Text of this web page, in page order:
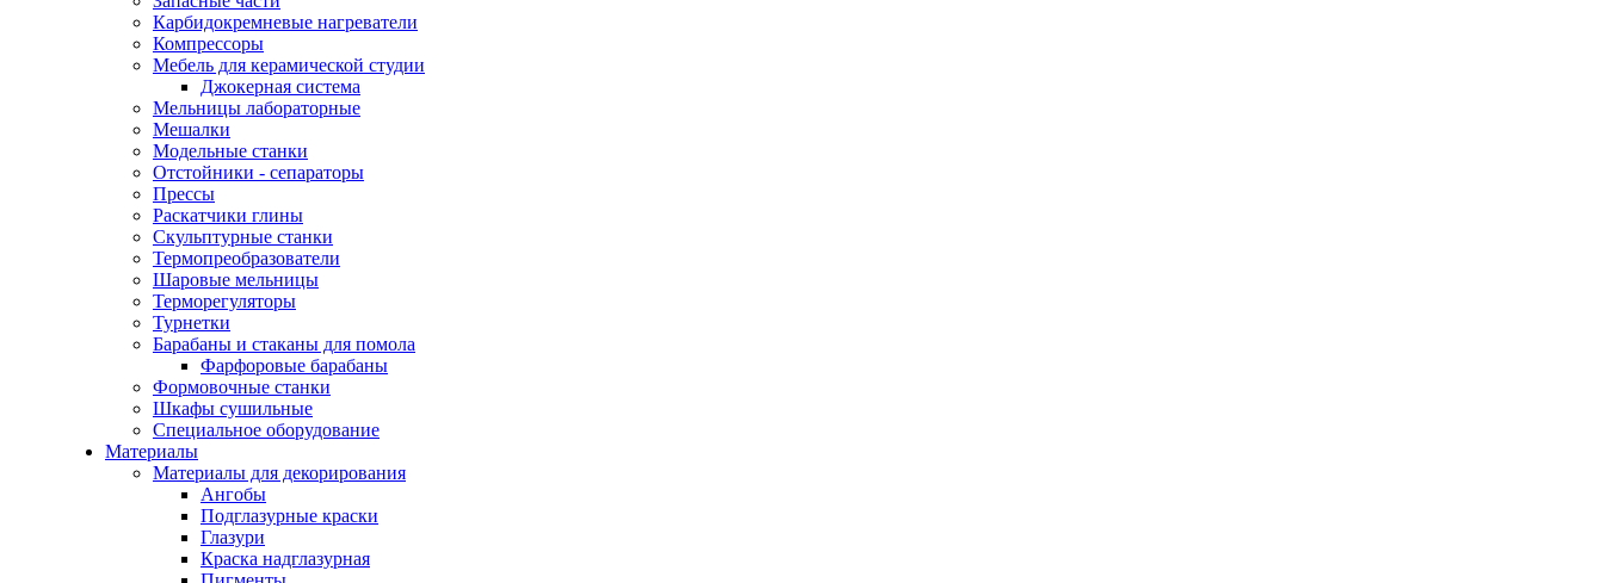
Карбидокремневые нагреватели
Компрессоры
Мебель для керамической студии
Джокерная система
Мельницы лабораторные
Мешалки
Модельные станки
Отстойники - сепараторы
Прессы
Раскатчики глины
Скульптурные станки
Термопреобразователи
Шаровые мельницы
Терморегуляторы
Турнетки
Барабаны и стаканы для помола
Фарфоровые барабаны
Формовочные станки
Шкафы сушильные
Специальное оборудование
Материалы
Материалы для декорирования
Ангобы
Подглазурные краски
Глазури
Краска надглазурная